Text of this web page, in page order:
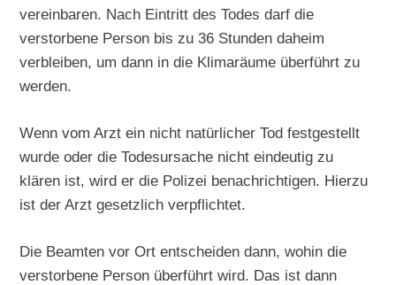
vereinbaren. Nach Eintritt des Todes darf die
verstorbene Person bis zu 36 Stunden daheim
verbleiben, um dann in die Klimaräume überführt zu
werden.
Wenn vom Arzt ein nicht natürlicher Tod festgestellt
wurde oder die Todesursache nicht eindeutig zu
klären ist, wird er die Polizei benachrichtigen. Hierzu
ist der Arzt gesetzlich verpflichtet.
Die Beamten vor Ort entscheiden dann, wohin die
verstorbene Person überführt wird. Das ist dann